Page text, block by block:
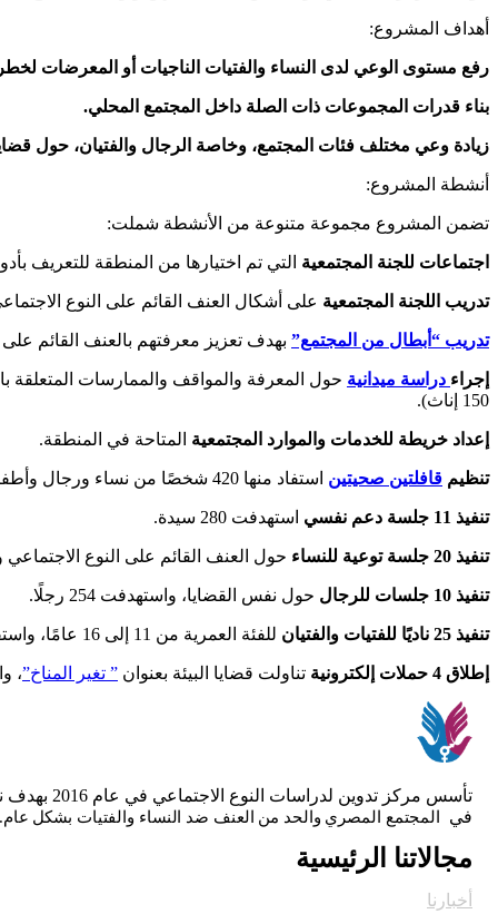
أهداف المشروع:
رفع مستوى الوعي لدى النساء والفتيات الناجيات أو المعرضات
بناء قدرات المجموعات ذات الصلة داخل المجتمع المحلي.
زيادة وعي مختلف فئات المجتمع، وخاصة الرجال والفتيان، حول
أنشطة المشروع:
تضمن المشروع مجموعة متنوعة من الأنشطة شملت:
اجتماعات للجنة المجتمعية التي تم اختيارها من المنطقة للتعريف
تدريب اللجنة المجتمعية على أشكال العنف القائم على النوع
تدريب “أبطال من المجتمع” بهدف تعزيز معرفتهم بالعنف القائم على
إجراء دراسة ميدانية
150 إناث).
إعداد خريطة للخدمات والموارد المجتمعية المتاحة في المنطقة.
تنظيم قافلتين صحيتين استفاد منها 420 شخصًا من نساء ورجال وأطفال، في عدد من التخصصات الطبية.
تنفيذ 11 جلسة دعم نفسي استهدفت 280 سيدة.
تنفيذ 20 جلسة توعية للنساء حول العنف القائم على النوع الاجتماعي
تنفيذ 10 جلسات للرجال حول نفس القضايا، واستهدفت 254 رجلًا.
تنفيذ 25 ناديًا للفتيات والفتيان للفئة العمرية من 11 إلى 16 عامًا، واستفاد منها 389 طفلًا (152 ذكور – 237 إناث).
إطلاق 4 حملات إلكترونية تناولت قضايا البيئة بعنوان ” تغير المناخ”،
تأسس
في
المجتمع المصري والحد من العنف ضد النساء والفتيات بشكل عام.
مجالاتنا الرئيسية
أخبارنا